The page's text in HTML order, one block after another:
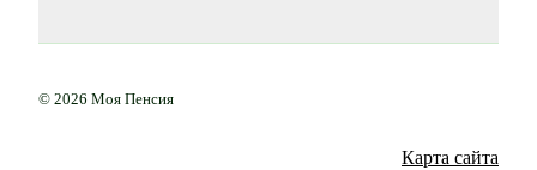
© 2026 Моя Пенсия
Карта сайта